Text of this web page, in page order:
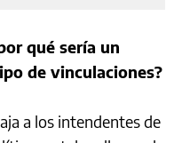
qué sería un
de vinculaciones?
a los intendentes de